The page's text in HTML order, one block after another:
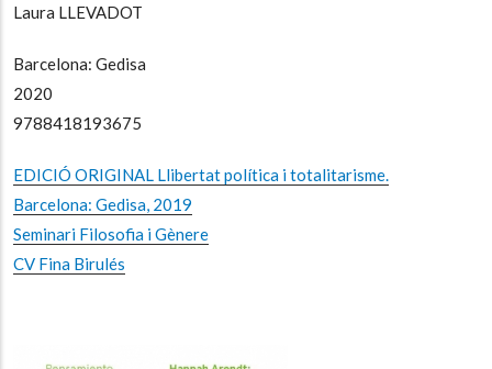
Laura LLEVADOT
Barcelona: Gedisa
2020
9788418193675
EDICIÓ ORIGINAL Llibertat política i totalitarisme.
Barcelona: Gedisa, 2019
Seminari Filosofia i Gènere
CV Fina Birulés